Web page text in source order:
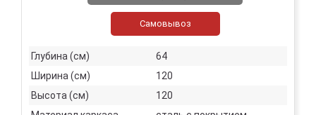
Самовывоз
Глубина (см)
64
Ширина (см)
120
Высота (см)
120